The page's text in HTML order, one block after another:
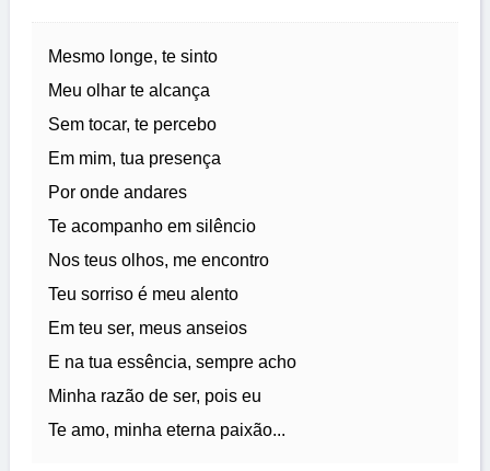
Mesmo longe, te sinto
Meu olhar te alcança
Sem tocar, te percebo
Em mim, tua presença
Por onde andares
Te acompanho em silêncio
Nos teus olhos, me encontro
Teu sorriso é meu alento
Em teu ser, meus anseios
E na tua essência, sempre acho
Minha razão de ser, pois eu
Te amo, minha eterna paixão...